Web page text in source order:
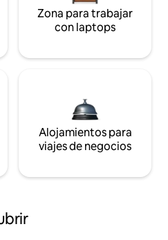
Zona para trabajar
con laptops
Alojamientos para
viajes de negocios